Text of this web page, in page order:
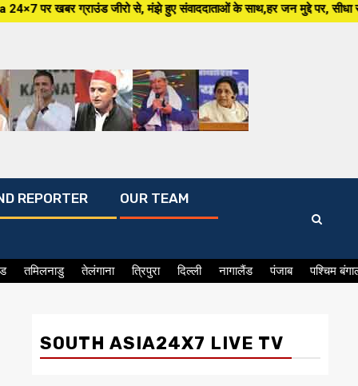
जीरो से, मंझे हुए संवाददाताओं के साथ,हर जन मुद्दे पर, सीधा सवाल
REPORTER OUR TEAM
तमिलनाडु तेलंगाना त्रिपुरा दिल्ली नागालैंड पंजाब पश्चिम
SOUTH ASIA24X7 LIVE TV